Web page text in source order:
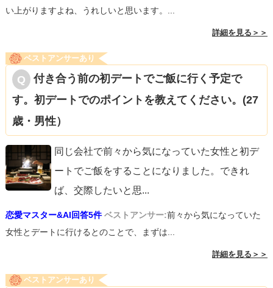
い上がりますよね、うれしいと思います。...
詳細を見る＞＞
ベストアンサーあり
付き合う前の初デートでご飯に行く予定で
す。初デートでのポイントを教えてください。(27
歳・男性）
同じ会社で前々から気になっていた女性と初デ
ートでご飯をすることになりました。できれ
ば、交際したいと思...
恋愛マスター&AI回答5件 ベストアンサー:前々から気になっていた
女性とデートに行けるとのことで、まずは...
詳細を見る＞＞
ベストアンサーあり